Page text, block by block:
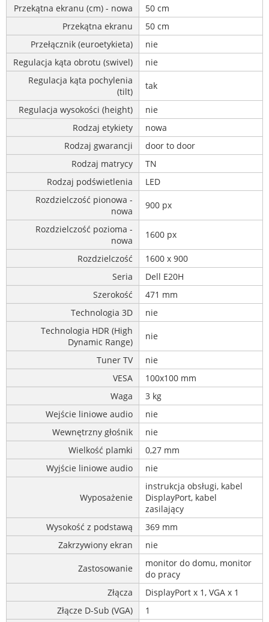
Przekątna ekranu (cm) - nowa
50 cm
Przekątna ekranu
50 cm
Przełącznik (euroetykieta)
nie
Regulacja kąta obrotu (swivel)
nie
Regulacja kąta pochylenia
(tilt)
tak
Regulacja wysokości (height)
nie
Rodzaj etykiety
nowa
Rodzaj gwarancji
door to door
Rodzaj matrycy
TN
Rodzaj podświetlenia
LED
Rozdzielczość pionowa -
nowa
900 px
Rozdzielczość pozioma -
nowa
1600 px
Rozdzielczość
1600 x 900
Seria
Dell E20H
Szerokość
471 mm
Technologia 3D
nie
Technologia HDR (High
Dynamic Range)
nie
Tuner TV
nie
VESA
100x100 mm
Waga
3 kg
Wejście liniowe audio
nie
Wewnętrzny głośnik
nie
Wielkość plamki
0,27 mm
Wyjście liniowe audio
nie
Wyposażenie
instrukcja obsługi, kabel
DisplayPort, kabel
zasilający
Wysokość z podstawą
369 mm
Zakrzywiony ekran
nie
Zastosowanie
monitor do domu, monitor
do pracy
Złącza
DisplayPort x 1, VGA x 1
Złącze D-Sub (VGA)
1